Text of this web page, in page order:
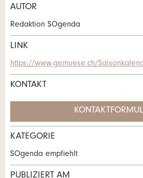
Anzeige
Ihr Feedback wird sehr
Allgemeines Feedback
Anzeige nicht mehr gültig
Anzeige unvollständig
Anzeige
Empfehlen Sie diese Anzeige an
AUTOR
Redaktion SOgenda
LINK
https://www.gemuese.ch/
KONTAKT
Kontakt
Verfassen Sie eine Nachricht
KATEGORIE
SOgenda empfiehlt
PUBLIZIERT AM